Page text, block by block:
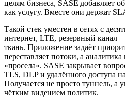
целям бизнеса, SASE добавляет
как услугу. Вместе они держат
Такой стек уместен в сетях с
интернет, LTE, резервный канал
ткань. Приложение задаёт
переставляет потоки, а аналитика
«просела». SASE закрывает
TLS, DLP и удалённого доступа
Получается не просто туннель, а
чётким видением политик.